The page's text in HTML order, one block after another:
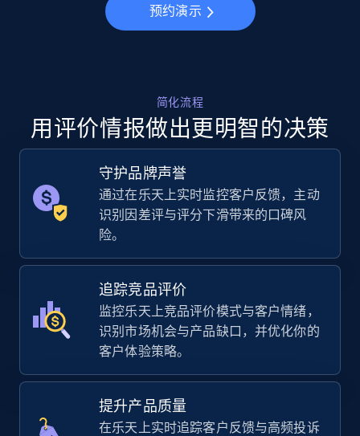
Walmart - products - Collects products by
specific keywords
URL, Final price, Sku, Currency, Gtin,
Specifications, Image urls, Top reviews, and
more.
5.6K+ 875+ 立即开始
Walmart - products - Discover products by
using sku numbers
URL, Final price, Sku, Currency, Gtin,
Specifications, Image urls, Top reviews, and
more.
预约演示
简化流程
用评价情报做出更明智的决策
守护品牌声誉
通过在乐天上实时监控客户反馈，主动
识别因差评与评分下滑带来的口碑风
险。
追踪竞品评价
监控乐天上竞品评价模式与客户情绪，
识别市场机会与产品缺口，并优化你的
客户体验策略。
提升产品质量
在乐天上实时追踪客户反馈与高频投诉